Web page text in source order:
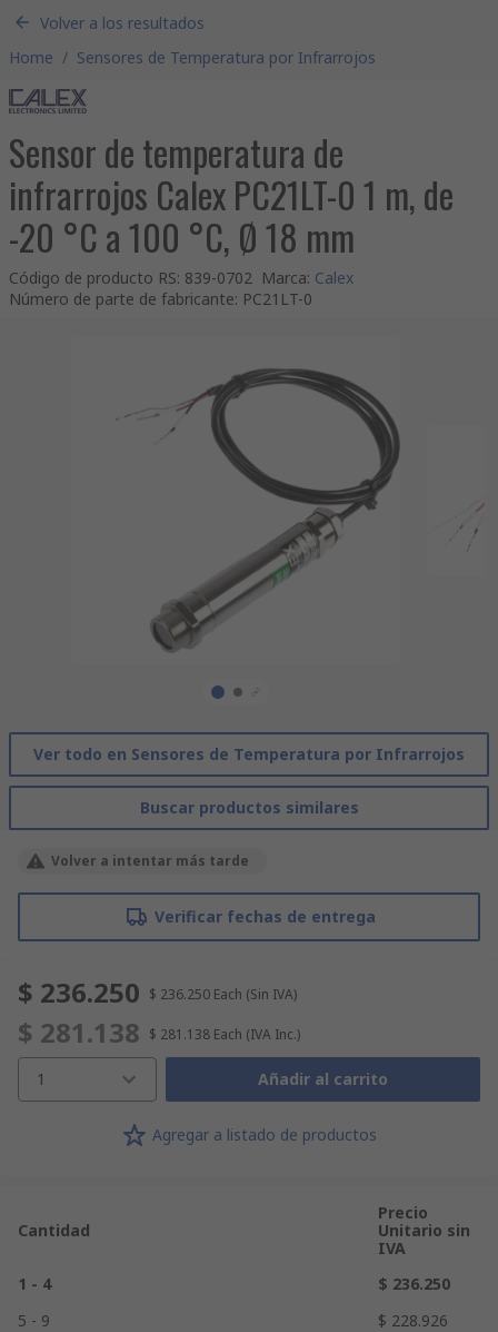
Volver a los resultados
Home / Sensores de Temperatura por Infrarrojos
Sensor de temperatura de
infrarrojos Calex PC21LT-0 1 m, de
-20 °C a 100 °C, Ø 18 mm
Código de producto RS: 839-0702 Marca: Calex
Número de parte de fabricante: PC21LT-0
Ver todo en Sensores de Temperatura por Infrarrojos
Buscar productos similares
Volver a intentar más tarde
Verificar fechas de entrega
$ 236.250 $ 236.250 Each (Sin IVA)
$ 281.138 $ 281.138 Each (IVA Inc.)
1 Añadir al carrito
Agregar a listado de productos
Cantidad
Precio
Unitario sin
IVA
1 - 4
$ 236.250
5 - 9
$ 228.926